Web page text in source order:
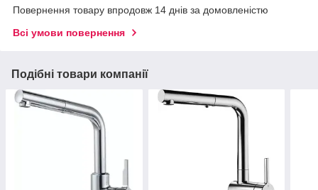
Повернення товару впродовж 14 днів за домовленістю
Всі умови повернення
Подібні товари компанії